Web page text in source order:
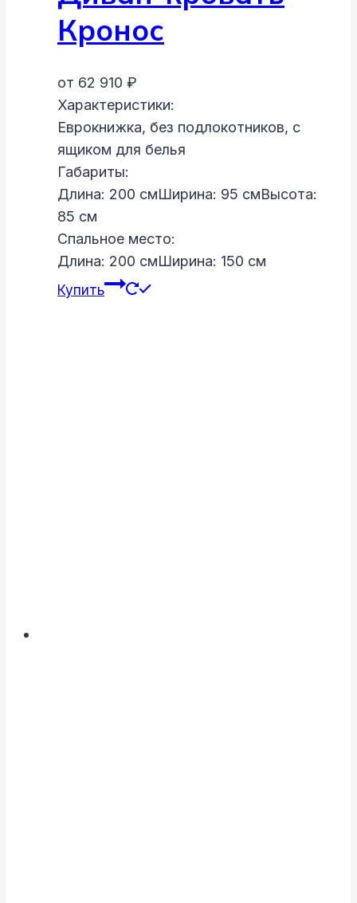
Кронос
от 62 910 ₽
Характеристики:
Еврокнижка, без подлокотников, с
ящиком для белья
Габариты:
Длина: 200 cмШирина: 95 cмВысота:
85 cм
Спальное место:
Длина: 200 cмШирина: 150 cм
Купить